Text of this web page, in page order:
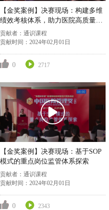
【金奖案例】决赛现场：构建多维
绩效考核体系，助力医院高质量发
展
贡献者： 通识课程
贡献时间： 2024年02月01日
0 2717
【金奖案例】决赛现场：基于SOP
模式的重点岗位监管体系探索
贡献者： 通识课程
贡献时间： 2024年02月01日
0 2343